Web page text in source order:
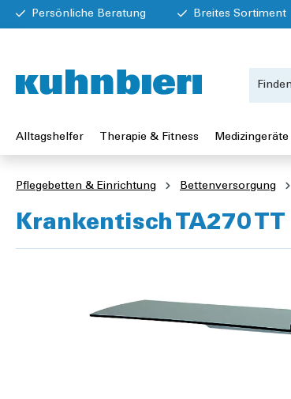
Persönliche Beratung Breites Sortiment
Alltagshelfer Therapie & Fitness Medizingeräte
Pflegebetten & Einrichtung Bettenversorgung
Krankentisch TA270 TT